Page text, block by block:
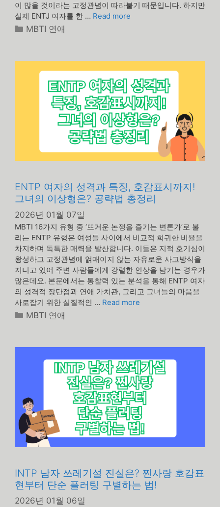
이 많을 것이라는 고정관념이 따라붙기 때문입니다. 하지만
실제 ENTJ 여자를 한 … Read more
카
리
MBTI 연애
ENTP 여자의 성격과 특징, 호감표시까지!
그녀의 이상형은? 공략법 총정리
2026년 01월 07일
MBTI 16가지 유형 중 ‘뜨거운 논쟁을 즐기는 변론가’로 불
리는 ENTP 유형은 여성들 사이에서 비교적 희귀한 비율을
차지하며 독특한 매력을 발산합니다. 이들은 지적 호기심이
왕성하고 고정관념에 얽매이지 않는 자유로운 사고방식을
지니고 있어 주변 사람들에게 강렬한 인상을 남기는 경우가
많은데요. 본문에서는 통찰력 있는 분석을 통해 ENTP 여자
의 성격적 장단점과 연애 가치관, 그리고 그녀들의 마음을
사로잡기 위한 실질적인 … Read more
카
리
MBTI 연애
INTP 남자 쓰레기설 진실은? 찐사랑 호감표
현부터 단순 플러팅 구별하는 법!
2026년 01월 06일